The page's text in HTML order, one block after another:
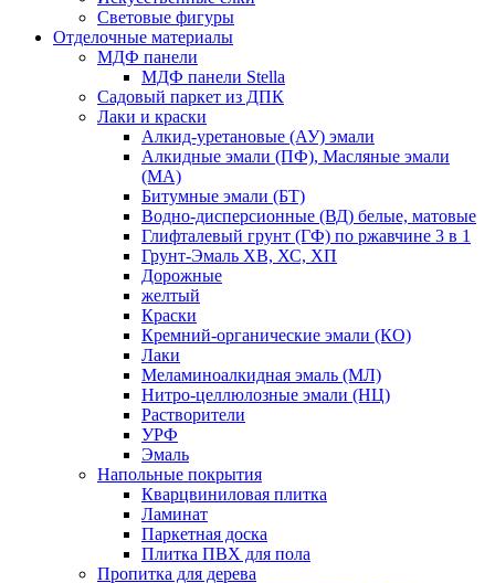
Световые фигуры
Отделочные материалы
МДФ панели
МДФ панели Stella
Садовый паркет из ДПК
Лаки и краски
Алкид-уретановые (АУ) эмали
Алкидные эмали (ПФ), Масляные эмали
(МА)
Битумные эмали (БТ)
Водно-дисперсионные (ВД) белые, матовые
Глифталевый грунт (ГФ) по ржавчине 3 в 1
Грунт-Эмаль ХВ, ХС, ХП
Дорожные
желтый
Краски
Кремний-органические эмали (КО)
Лаки
Меламиноалкидная эмаль (МЛ)
Нитро-целлюлозные эмали (НЦ)
Растворители
УРФ
Эмаль
Напольные покрытия
Кварцвиниловая плитка
Ламинат
Паркетная доска
Плитка ПВХ для пола
Пропитка для дерева